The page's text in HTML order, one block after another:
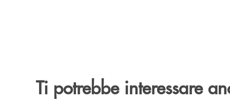
Ti potrebbe interessare